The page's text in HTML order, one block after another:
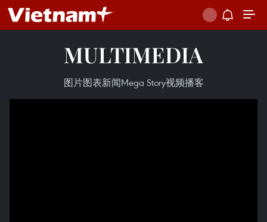
MULTIMEDIA
图片图表新闻Mega Story视频播客